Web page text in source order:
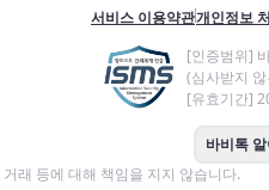
서비스 이용약관개인정보
[인증범위]
(심사받지
[유효기간]
바비톡
래 등에 대해 책임을 지지 않습니다.